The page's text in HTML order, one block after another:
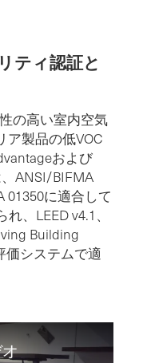
ティ認証と
の高い室内空気
ア製品の低VOC
および
ANSI/BIFMA
01350に適合して
れ、LEED v4.1、
Building
価システムで適